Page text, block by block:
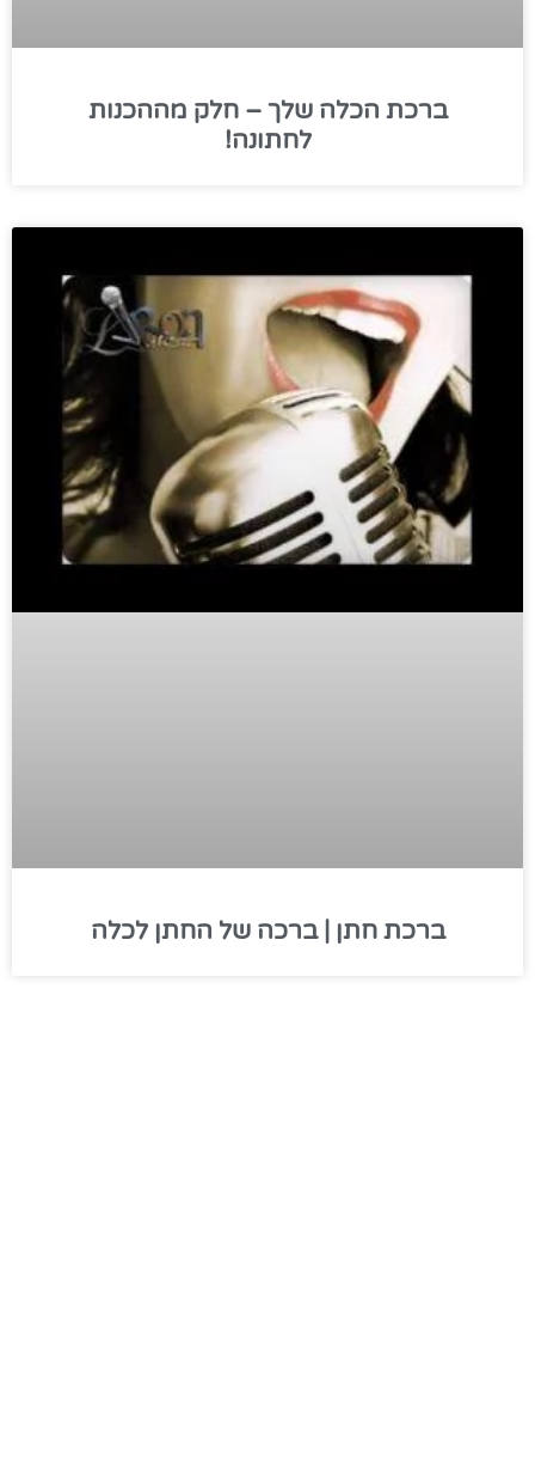
ברכת הכלה שלך – חלק מההכנות
לחתונה!
ברכת חתן | ברכה של החתן לכלה